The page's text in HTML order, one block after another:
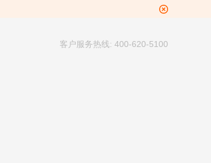
客户服务热线: 400-620-5100